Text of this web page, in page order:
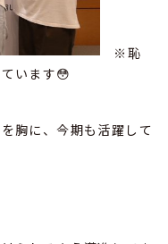
※恥
います😳
胸に、今期も活躍して